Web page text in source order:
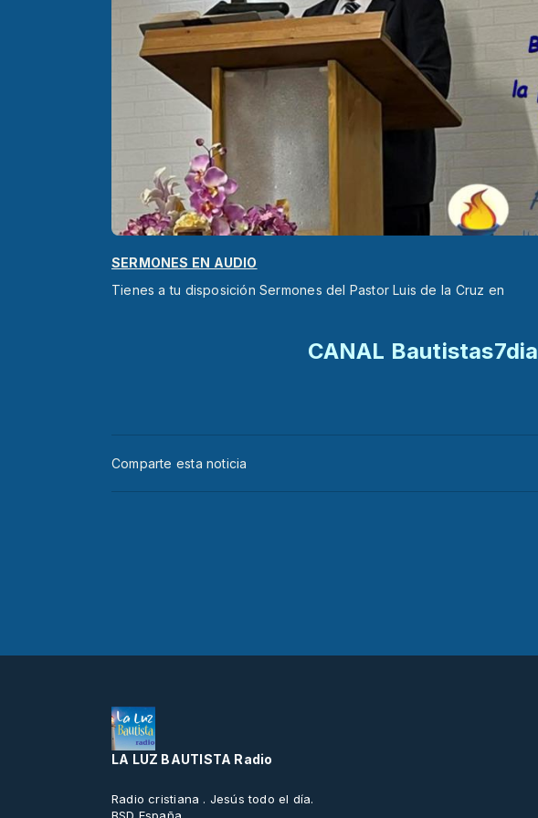
SERMONES EN AUDIO
Tienes a tu disposición Sermones del Pastor Luis de la Cruz en
CANAL Bautistas7dia
Comparte esta noticia
LA LUZ BAUTISTA Radio
Radio cristiana . Jesús todo el día.